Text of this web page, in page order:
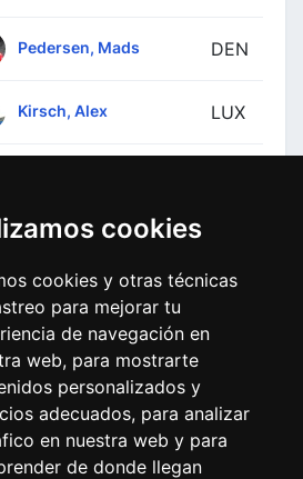
cookies
cookies y otras técnicas
para mejorar tu
de navegación en
web, para mostrarte
personalizados y
adecuados, para analizar
en nuestra web y para
de donde llegan
Pedersen, Mads DEN
Kirsch, Alex LUX
Skujins, Toms
Liepins, Emils
Vergaerde, Otto
Cavendish, Mark